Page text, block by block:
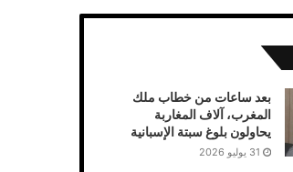
بعد ساعات من خطاب ملك
المغرب، آلاف المغاربة
يحاولون بلوغ سبتة الإسبانية
31 يوليو 2026